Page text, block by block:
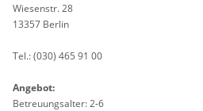
Wie­sen­str. 28
13357 Ber­lin
Tel.:(030) 465 91 00
An­ge­bot:
Be­treu­ungs­al­ter: 2-6